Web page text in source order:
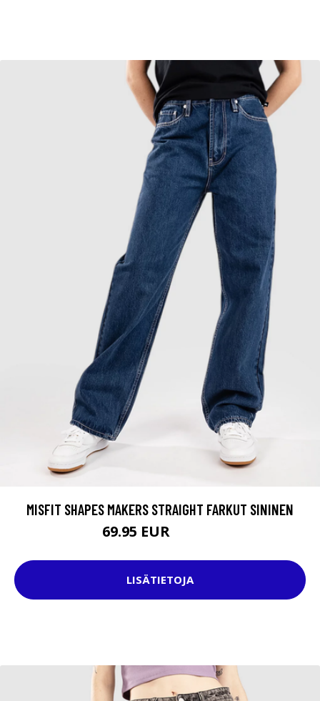
MISFIT SHAPES MAKERS STRAIGHT FARKUT SININEN
69.95 EUR
LISÄTIETOJA